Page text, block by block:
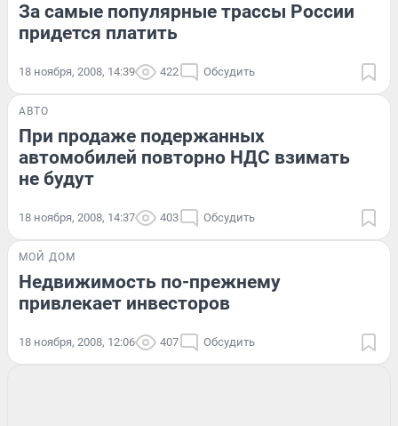
За самые популярные трассы России
придется платить
18 ноября, 2008, 14:39 422 Обсудить
АВТО
При продаже подержанных
автомобилей повторно НДС взимать
не будут
18 ноября, 2008, 14:37 403 Обсудить
МОЙ ДОМ
Недвижимость по-прежнему
привлекает инвесторов
18 ноября, 2008, 12:06 407 Обсудить